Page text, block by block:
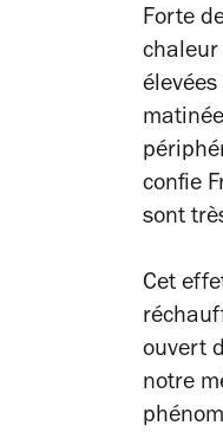
Forte
chaleur
confie
sont
Cet
ouvert
notre